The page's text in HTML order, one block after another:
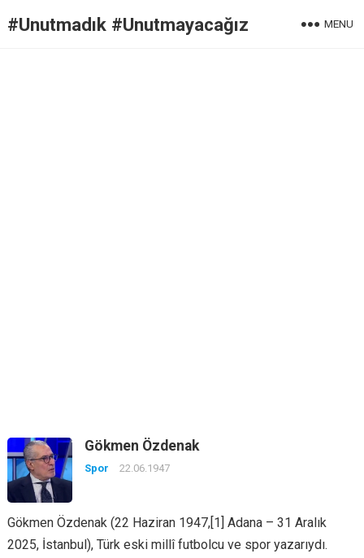
#Unutmadık #Unutmayacağız MENU
Gökmen Özdenak
Spor 22.06.1947
Gökmen Özdenak (22 Haziran 1947,[1] Adana – 31 Aralık
2025, İstanbul), Türk eski millî futbolcu ve spor yazarıydı.